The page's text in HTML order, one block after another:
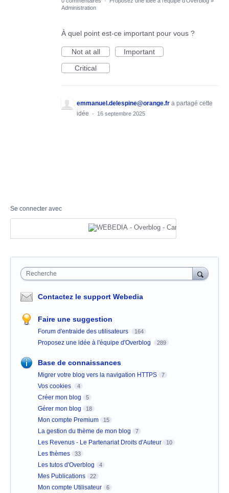
Administration
À quel point est-ce important pour vous ?
Not at all
Important
Critical
emmanuel.delespine@orange.fr a partagé cette
idée · 16 septembre 2025
Se connecter avec
Recherche
Contactez le support Webedia
Faire une suggestion
Forum d'entraide des utilisateurs 164
Proposez une idée à l'équipe d'Overblog 289
Base de connaissances
Migrer votre blog vers la navigation HTTPS 7
Vos cookies 4
Créer mon blog 5
Gérer mon blog 18
Mon compte Premium 15
La gestion du thème de mon blog 7
Les Revenus - Le Partenariat Droits d'Auteur 10
Les thèmes 33
Les tutos d'Overblog 4
Mes Publications 22
Mon compte Utilisateur 6